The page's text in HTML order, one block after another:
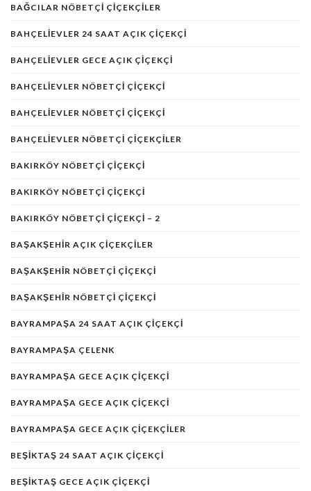
BAĞCILAR NÖBETÇI ÇIÇEKÇILER
BAHÇELIEVLER 24 SAAT AÇIK ÇIÇEKÇI
BAHÇELIEVLER GECE AÇIK ÇIÇEKÇI
BAHÇELIEVLER NÖBETÇI ÇIÇEKÇI
BAHÇELIEVLER NÖBETÇI ÇIÇEKÇI
BAHÇELIEVLER NÖBETÇI ÇIÇEKÇILER
BAKIRKÖY NÖBETÇİ ÇİÇEKÇİ
BAKIRKÖY NÖBETÇI ÇIÇEKÇI
BAKIRKÖY NÖBETÇI ÇIÇEKÇI – 2
BAŞAKŞEHIR AÇIK ÇIÇEKÇILER
BAŞAKŞEHIR NÖBETÇI ÇIÇEKÇI
BAŞAKŞEHIR NÖBETÇI ÇIÇEKÇI
BAYRAMPAŞA 24 SAAT AÇIK ÇIÇEKÇI
BAYRAMPAŞA ÇELENK
BAYRAMPAŞA GECE AÇIK ÇIÇEKÇI
BAYRAMPAŞA GECE AÇIK ÇIÇEKÇI
BAYRAMPAŞA GECE AÇIK ÇIÇEKÇILER
BEŞIKTAŞ 24 SAAT AÇIK ÇIÇEKÇI
BEŞIKTAŞ GECE AÇIK ÇIÇEKÇI